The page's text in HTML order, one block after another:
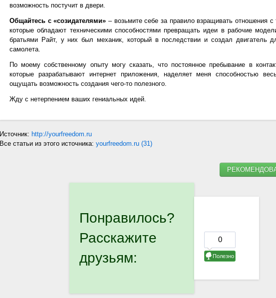
возможность постучит в двери.
Общайтесь с «созидателями» – возьмите себе за правило взращивать отношения
которые обладают техническими способностями превращать идеи в рабочие
братьями Райт, у них был механик, который в последствии и создал двигатель
самолета.
По моему собственному опыту могу сказать, что постоянное пребывание в
которые разрабатывают интернет приложения, наделяет меня способностью
ощущать возможность создания чего-то полезного.
Жду с нетерпением ваших гениальных идей.
Источник: http://yourfreedom.ru
Все статьи из этого источника: yourfreedom.ru (31)
Понравилось?
Расскажите
друзьям: